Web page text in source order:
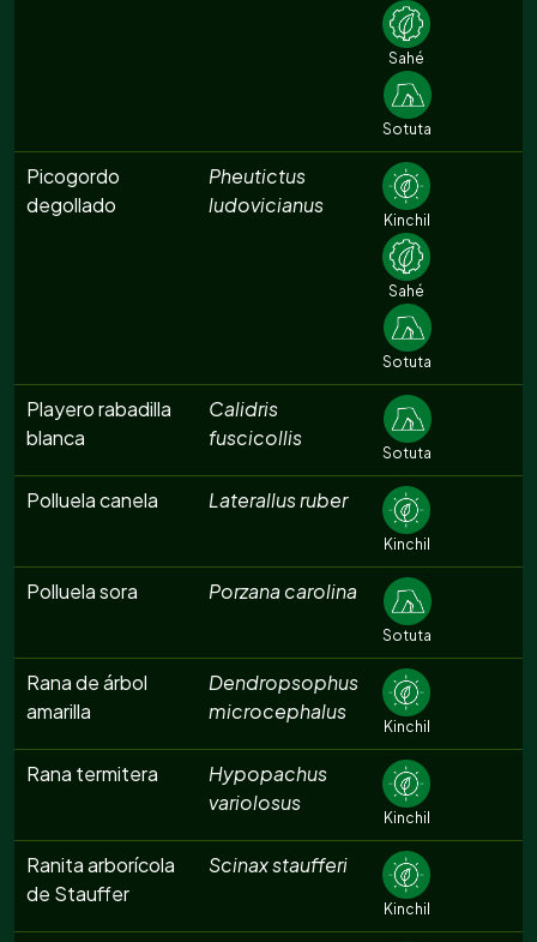
Sahé
Sotuta
Picogordo
degollado
Pheutictus
ludovicianus
Kinchil
Sahé
Sotuta
Playero rabadilla
blanca
Calidris
fuscicollis
Sotuta
Polluela canela Laterallus ruber
Kinchil
Polluela sora Porzana carolina
Sotuta
Rana de árbol
amarilla
Dendropsophus
microcephalus
Kinchil
Rana termitera
Hypopachus
variolosus
Kinchil
Ranita arborícola
de Stauffer
Scinax staufferi
Kinchil